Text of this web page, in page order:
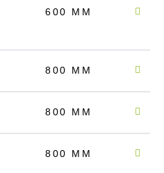
600 MM 200
800 MM 200
800 MM 200
800 MM 136